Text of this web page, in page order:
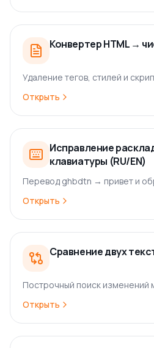
Конвертер HTML →
Удаление тегов, стилей и
Открыть
Исправление
клавиатуры (RU/EN)
Перевод ghbdtn → привет и
Открыть
Сравнение двух
Построчный поиск изменений
Открыть